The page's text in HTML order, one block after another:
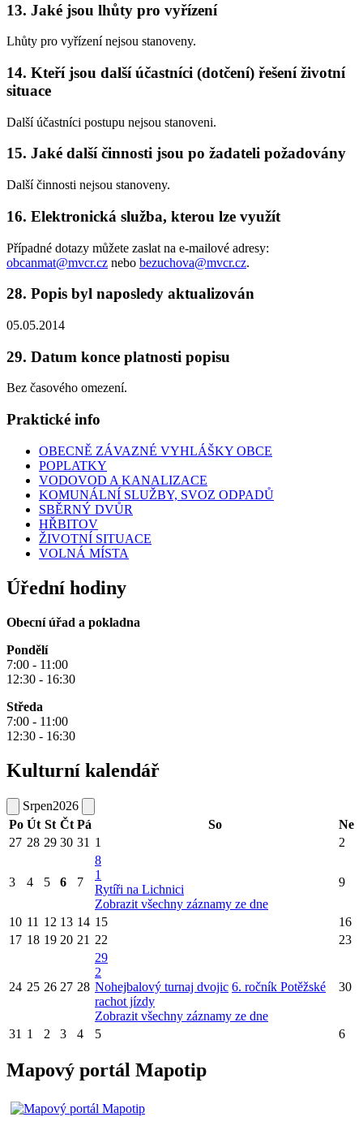
13. Jaké jsou lhůty pro vyřízení
Lhůty pro vyřízení nejsou stanoveny.
14. Kteří jsou další účastníci (dotčení) řešení životní
situace
Další účastníci postupu nejsou stanoveni.
15. Jaké další činnosti jsou po žadateli požadovány
Další činnosti nejsou stanoveny.
16. Elektronická služba, kterou lze využít
Případné dotazy můžete zaslat na e-mailové adresy:
obcanmat@mvcr.cz nebo bezuchova@mvcr.cz.
28. Popis byl naposledy aktualizován
05.05.2014
29. Datum konce platnosti popisu
Bez časového omezení.
Praktické info
OBECNĚ ZÁVAZNÉ VYHLÁŠKY OBCE
POPLATKY
VODOVOD A KANALIZACE
KOMUNÁLNÍ SLUŽBY, SVOZ ODPADŮ
SBĚRNÝ DVŮR
HŘBITOV
ŽIVOTNÍ SITUACE
VOLNÁ MÍSTA
Úřední hodiny
Obecní úřad a pokladna
Pondělí
7:00 - 11:00
12:30 - 16:30
Středa
7:00 - 11:00
12:30 - 16:30
Kulturní kalendář
Srpen2026
Po Út St Čt Pá So
Ne
27 28 29 30 31 1 2
3 4 5 6 7
8
1
Rytíři na Lichnici
Zobrazit všechny záznamy ze dne
9
10 11 12 13 14 15
16
17 18 19 20 21 22 23
24 25 26 27 28
29
2
Nohejbalový turnaj dvojic 6. ročník Potěžské
rachot jízdy
Zobrazit všechny záznamy ze dne
30
31 1 2 3 4 5 6
Mapový portál Mapotip